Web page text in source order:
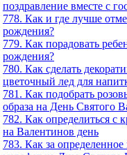
поздравление вместе с
778. Как и где лучше
рождения?
779. Как порадовать
рождения?
780. Как сделать
цветочный лед для
781. Как подобрать
образа на День Святого
782. Как определиться с
на Валентинов день
783. Как за определенное